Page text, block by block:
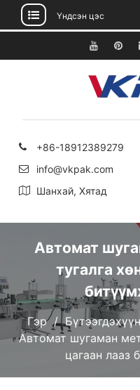
руу
Үндсэн цэс
Youtube
+86-18912389279
info@vkpak.com
Шанхай, Хятад
Автомат
тугалга
Гэр Бүтээгдэхүүн
Автомат шугаман
цагаан лааз